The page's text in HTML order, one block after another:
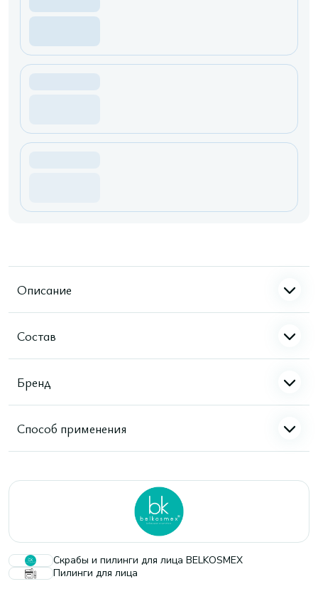
Описание
Состав
Бренд
Способ применения
Скрабы и пилинги для лица BELKOSMEX
Пилинги для лица